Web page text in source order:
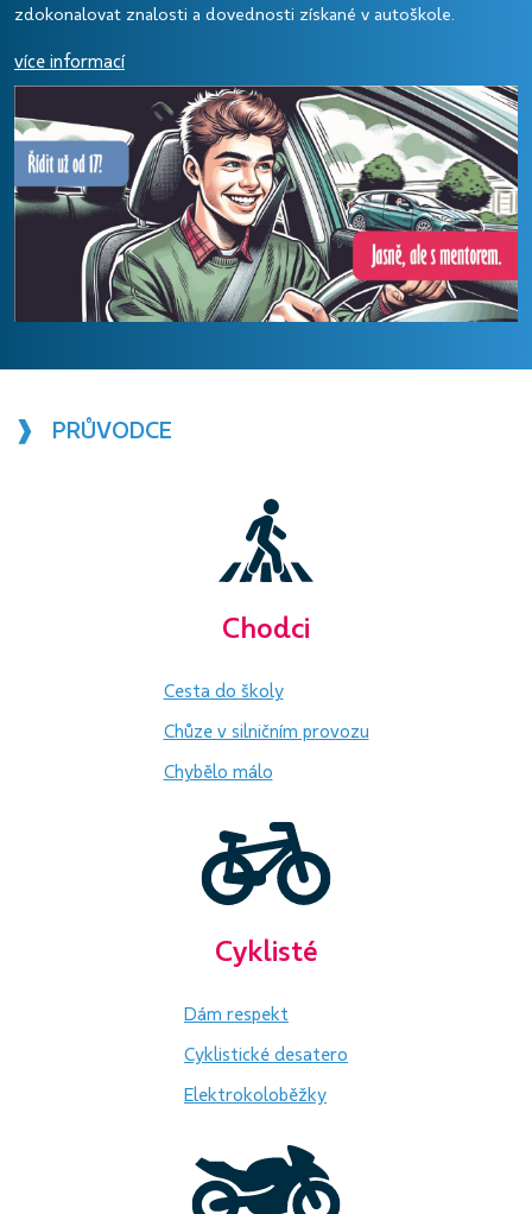
zdokonalovat znalosti a dovednosti získané v autoškole.
více informací
❱ PRŮVODCE
Chodci
Cesta do školy
Chůze v silničním provozu
Chybělo málo
Cyklisté
Dám respekt
Cyklistické desatero
Elektrokoloběžky